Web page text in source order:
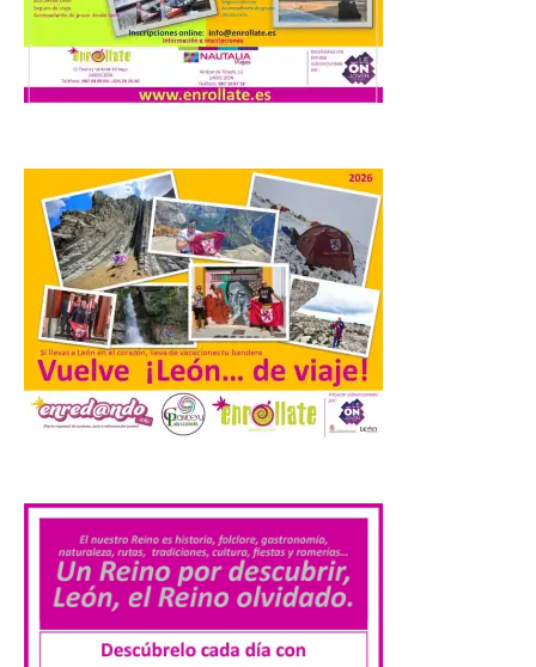
Los materiales ya pueden
recogerse gratuitamente
en la Oficina de
práctica con recomendaciones
elaboradas por especialistas para
observar el eclipse con seguridad León, 7
de agosto de 2026. La programación […]
Laciana comienza su
programación para
disfrutar el eclipse total
del 12 de agosto
Durante los días 1 y 2 de
agosto, tanto el público
infantil como el adulto
pudo disfrutar de un
planetario que se instaló
en el polideportivo municipal, con pases
de mañana dedicados preferentemente al